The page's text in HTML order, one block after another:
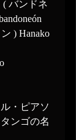
( バンドネ
) Hanako
・ピアソ
ンゴの名